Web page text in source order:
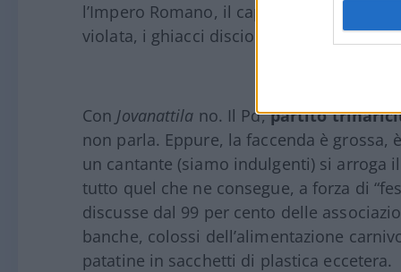
l’Impero Romano, il capitalismo, la Cia,
violata, i ghiacci disciolti, gli orsi bianchi
Con Jovanattila no. Il Pd,partito
non parla. Eppure, la faccenda è
un cantante (siamo indulgenti) si arroga
tutto quel che ne consegue, a forza di
discusse dal 99 per cento delle
banche, colossi dell’alimentazione
patatine in sacchetti di plastica eccetera.